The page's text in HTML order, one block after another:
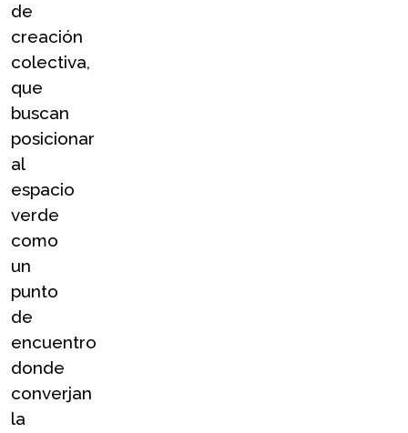
de
creación
colectiva,
que
buscan
posicionar
al
espacio
verde
como
un
punto
de
encuentro
donde
converjan
la